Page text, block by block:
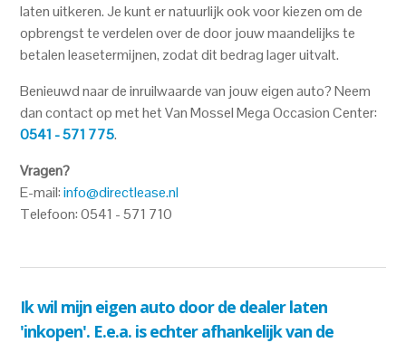
laten uitkeren. Je kunt er natuurlijk ook voor kiezen om de
opbrengst te verdelen over de door jouw maandelijks te
betalen leasetermijnen, zodat dit bedrag lager uitvalt.
Benieuwd naar de inruilwaarde van jouw eigen auto? Neem
dan contact op met het Van Mossel Mega Occasion Center:
0541 - 571 775.
Vragen?
E-mail:info@directlease.nl
Telefoon: 0541 - 571 710
Ik wil mijn eigen auto door de dealer laten
'inkopen'. E.e.a. is echter afhankelijk van de